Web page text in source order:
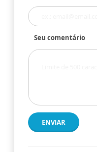
Seu comentário
ENVIAR